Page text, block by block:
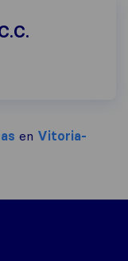
en Vitoria-